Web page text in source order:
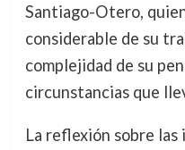
Santiago-Otero,
considerable de su
complejidad de su
circunstancias que
La reflexión sobre